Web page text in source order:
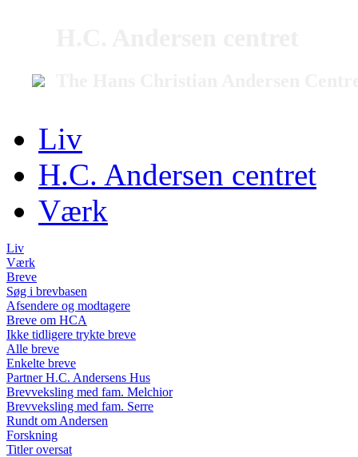
Liv
H.C. Andersen centret
Værk
Liv
Værk
Breve
Søg i brevbasen
Afsendere og modtagere
Breve om HCA
Ikke tidligere trykte breve
Alle breve
Enkelte breve
Partner H.C. Andersens Hus
Brevveksling med fam. Melchior
Brevveksling med fam. Serre
Rundt om Andersen
Forskning
Titler oversat